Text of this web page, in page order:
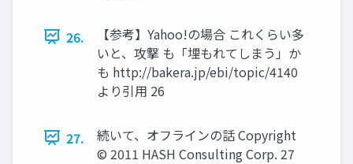
26.
【参考】Yahoo!の場合 これくらい多
いと、攻撃 も「埋もれてしまう」か
も http://bakera.jp/ebi/topic/4140
より引用 26
27.
続いて、オフラインの話 Copyright
© 2011 HASH Consulting Corp. 27